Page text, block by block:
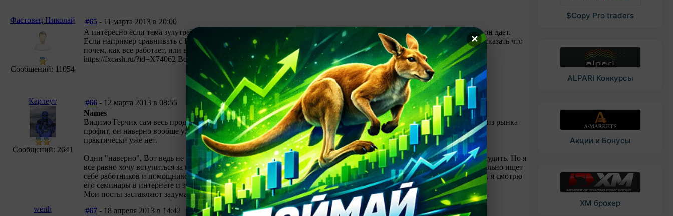
Фастовец Николай
Сообщений: 11054
#65 - 11 марта 2013 в 20:00
А интересно если тема зулутрейдерства затронута, и вообще если есть такой продукт на рынке, то какие результаты он дает.
Если например сравнивать с ПААМ счетами, со своей торговлей. Есть люди которые могут поделиться опытом, рассказать что
почем, как все работает, или вообще можно ли там заработать?
https://fxcash.ru/?id=X74062 Возврат до 95% спреда с каждой Вашей торговой сделки
Карлеут
Сообщений: 2641
#66 - 12 марта 2013 в 08:55
Names
Видимо Герчик сам весь продажный уже стал. crazy Видимо ему уже надоело торговать и кровью и потом выбивать из рынка
профит, он наверно вообще уже давно торгует только в долгосрок.т.к времени у него внутри дня торговать наверно
практически уже нет.
Одни "наверно", Вот ведь не повезло мужику, а ведь он входит в пятерку лучших трейдеров Америки, и не нам его судить. Но я
все равно хочу вступиться за него. Пусть некоторым кажется,что он уже не тот, ну так он и не скрывает этого, он реально ищет
себе работников и помощников, зато, как он мотивирует на торговлю, просто шик и блеск. Мне если и бывает плохо, я смотрю
его семинары в интернете и это придает мне сил не расслабляться.
Мои посты заставляют задуматься.
werth
#67 - 18 апреля 2013 в 14:42
$Copy Pro traders
ALPARI Конкурсы
Акции и Бонусы
XM брокер
✕